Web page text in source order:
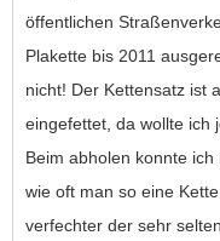
öffentlichen
Plakette bis 2011
nicht! Der Kettensatz ist
eingefettet, da wollte ich
Beim abholen konnte
wie oft man so eine
verfechter der sehr